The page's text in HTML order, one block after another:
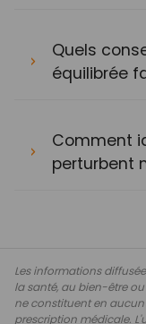
Quels
équilibrée
Comment
perturbent
Les informations
la santé, au bien-être
ne constituent en
prescription médicale.